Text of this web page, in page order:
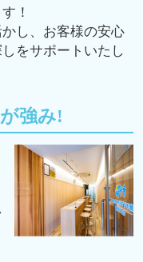
！
し、お客様の安心
をサポートいたし
強み!